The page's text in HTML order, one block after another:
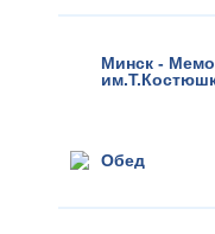
Минск -
Обед